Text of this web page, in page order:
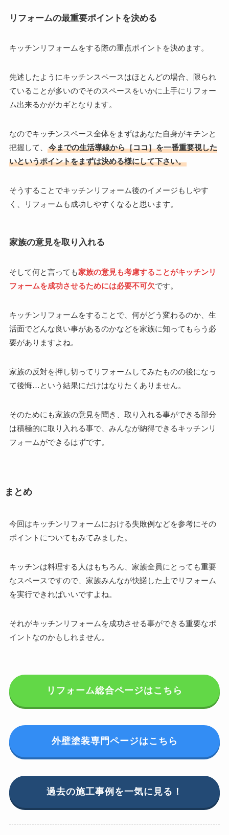
リフォームの最重要ポイントを決める
キッチンリフォームをする際の重点ポイントを決めます。
先述したようにキッチンスペースはほとんどの場合、限られ
ていることが多いのでそのスペースをいかに上手にリフォー
ム出来るかがカギとなります。
なのでキッチンスペース全体をまずはあなた自身がキチンと
把握して、
今までの生活導線から［ココ］を一番重要視した
いというポイントをまずは決める様にして下さい。
そうすることでキッチンリフォーム後のイメージもしやす
く、リフォームも成功しやすくなると思います。
家族の意見を取り入れる
そして何と言っても家族の意見も考慮することがキッチンリ
フォームを成功させるためには必要不可欠です。
キッチンリフォームをすることで、何がどう変わるのか、生
活面でどんな良い事があるのかなどを家族に知ってもらう必
要がありますよね。
家族の反対を押し切ってリフォームしてみたものの後になっ
て後悔…という結果にだけはなりたくありません。
そのためにも家族の意見を聞き、取り入れる事ができる部分
は積極的に取り入れる事で、みんなが納得できるキッチンリ
フォームができるはずです。
まとめ
今回はキッチンリフォームにおける失敗例などを参考にその
ポイントについてもみてみました。
キッチンは料理する人はもちろん、家族全員にとっても重要
なスペースですので、家族みんなが快諾した上でリフォーム
を実行できればいいですよね。
それがキッチンリフォームを成功させる事ができる重要なポ
イントなのかもしれません。
リフォーム総合ページはこちら
外壁塗装専門ページはこちら
過去の施工事例を一気に見る！